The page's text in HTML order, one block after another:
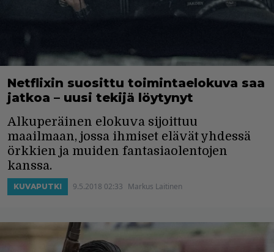
Netflixin suosittu toimintaelokuva saa
jatkoa – uusi tekijä löytynyt
Alkuperäinen elokuva sijoittuu
maailmaan, jossa ihmiset elävät yhdessä
örkkien ja muiden fantasiaolentojen
kanssa.
KUVAPUTKI 9.5.2018 02:33 Markus Laitinen